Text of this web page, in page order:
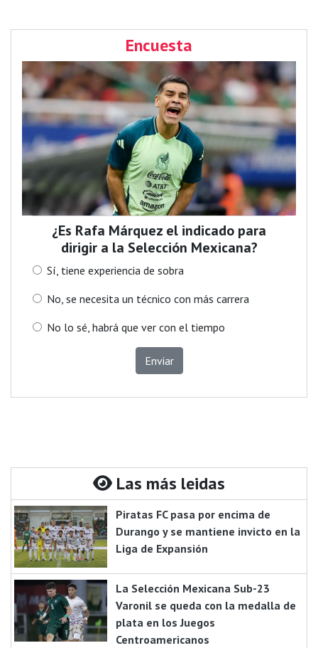
Encuesta
¿Es Rafa Márquez el indicado para
dirigir a la Selección Mexicana?
Sí, tiene experiencia de sobra
No, se necesita un técnico con más carrera
No lo sé, habrá que ver con el tiempo
Enviar
Las más leidas
Piratas FC pasa por encima de
Durango y se mantiene invicto en la
Liga de Expansión
La Selección Mexicana Sub-23
Varonil se queda con la medalla de
plata en los Juegos
Centroamericanos